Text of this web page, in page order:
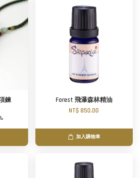
鍊
Forest 飛瀑森林精油
NT$ 850.00
加入購物車